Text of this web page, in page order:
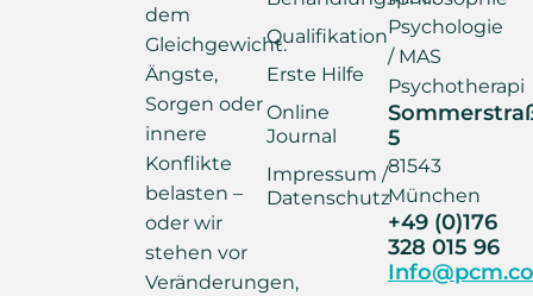
dem
Gleichgewicht.
Ängste,
Sorgen oder
innere
Konflikte
belasten –
oder wir
stehen vor
Veränderungen,
Qualifikation
Erste Hilfe
Online
Journal
Impressum /
Datenschutz
Psychologie
/ MAS
Psychotherapi
5
81543
München
+49 (0)176
328 015 96